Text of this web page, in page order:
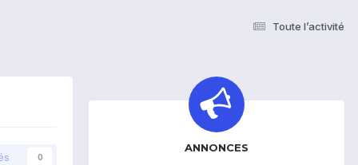
Toute l’activité
0
ANNONCES